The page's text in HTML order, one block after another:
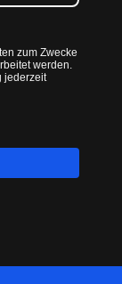
zum Zwecke
werden.
jederzeit